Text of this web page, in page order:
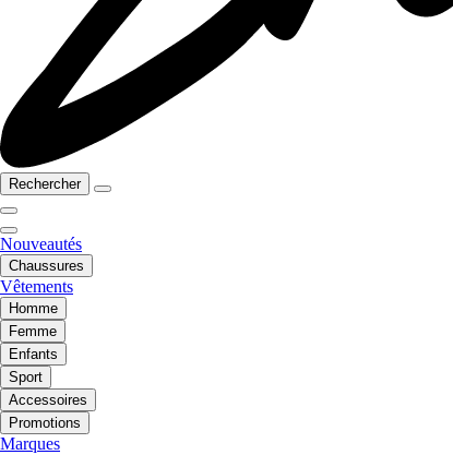
Rechercher
Nouveautés
Chaussures
Vêtements
Homme
Femme
Enfants
Sport
Accessoires
Promotions
Marques